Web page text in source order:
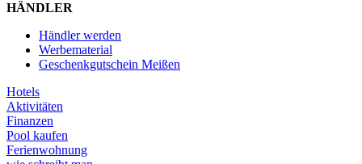
HÄNDLER
Händler werden
Werbematerial
Geschenkgutschein Meißen
Hotels
Aktivitäten
Finanzen
Pool kaufen
Ferienwohnung